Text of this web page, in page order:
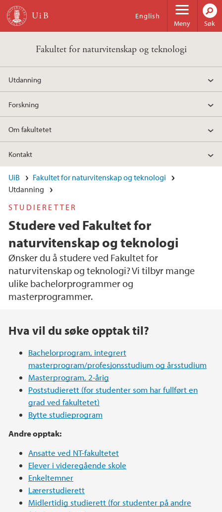
Hopp til hovedinnhold
Meny
English
Søk
Fakultet for naturvitenskap og teknologi
Utdanning
Forskning
Om fakultetet
Kontakt
UiB
Fakultet for naturvitenskap og teknologi
Utdanning
STUDIERETTER
Studere ved Fakultet for
naturvitenskap og teknologi
Ønsker du å studere ved Fakultet for
naturvitenskap og teknologi? Vi tilbyr mange
ulike bachelorprogrammer og
masterprogrammer.
Hovedinnhold
Hva vil du søke opptak til?
Bachelorprogram, integrert
masterprogram/profesjonsstudium og årsstudium
Masterprogram, 2-årig
Poststudierett (for studenter som har fullført en
grad ved fakultetet)
Bytte studieprogram
Andre opptak:
Ansatte ved NT-fakultetet
Elever i videregående skole
Enkeltemner
Lærerstudierett
Midlertidig studierett (for studenter på andre